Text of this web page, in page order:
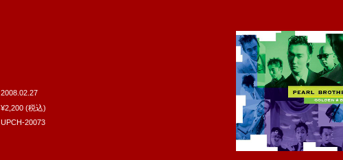
2008.02.27
¥2,200 (税込)
UPCH-20073